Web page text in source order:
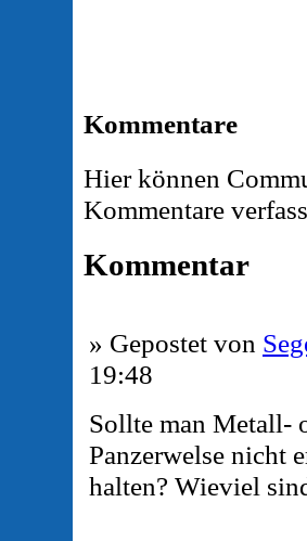
Kommentare
Hier können
Kommentare
Kommentar
» Gepostet von
19:48
Sollte man Metall-
Panzerwelse nicht
halten? Wieviel